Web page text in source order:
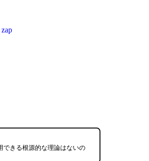
zap
できる根源的な理論はないの